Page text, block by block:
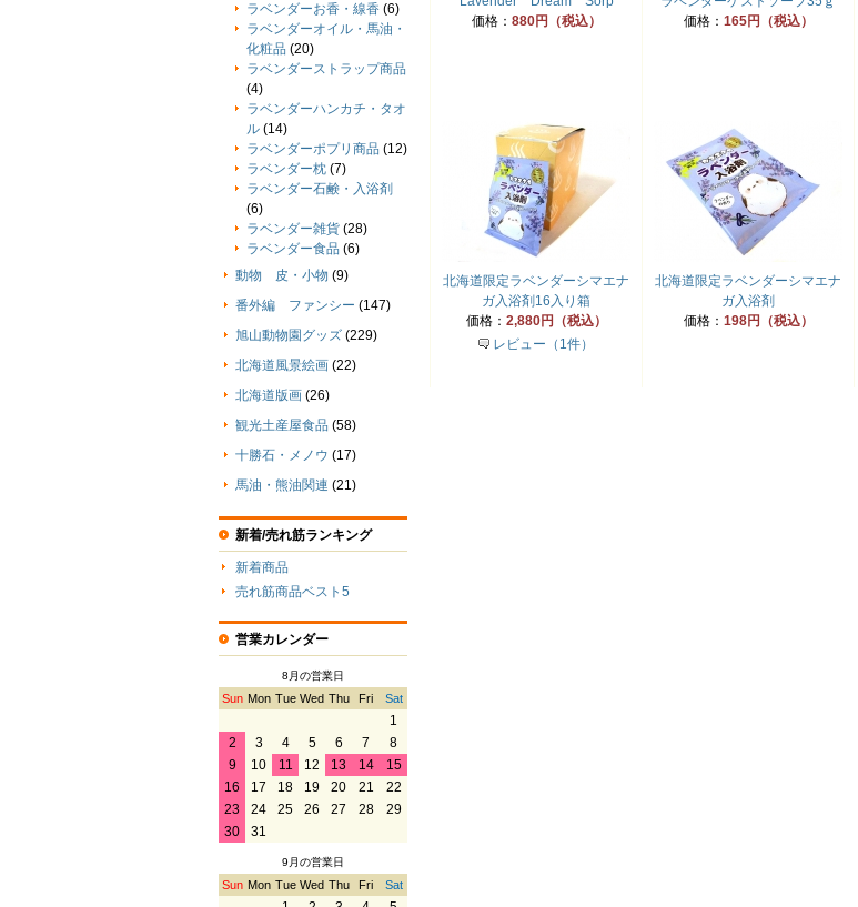
価格： 880円（税込）
価格： 165円（税込）
北海道限定ラベンダーシマエナ
ガ入浴剤16入り箱
価格： 2,880円（税込）
レビュー（1件）
北海道限定ラベンダーシマエナ
ガ入浴剤
価格： 198円（税込）
ラベンダーお香・線香 (6)
ラベンダーオイル・馬油・
化粧品 (20)
ラベンダーストラップ商品
(4)
ラベンダーハンカチ・タオ
ル (14)
ラベンダーポプリ商品 (12)
ラベンダー枕 (7)
ラベンダー石鹸・入浴剤
(6)
ラベンダー雑貨 (28)
ラベンダー食品 (6)
動物 皮・小物 (9)
番外編 ファンシー (147)
旭山動物園グッズ (229)
北海道風景絵画 (22)
北海道版画 (26)
観光土産屋食品 (58)
十勝石・メノウ (17)
馬油・熊油関連 (21)
新着/売れ筋ランキング
新着商品
売れ筋商品ベスト5
営業カレンダー
8月の営業日
Sun Mon Tue Wed Thu Fri Sat
1
2
3 4 5 6 7
8
9
10 11 12 13 14
15
16
17 18 19 20 21
22
23
24 25 26 27 28
29
30
31
9月の営業日
Sun Mon Tue Wed Thu Fri Sat